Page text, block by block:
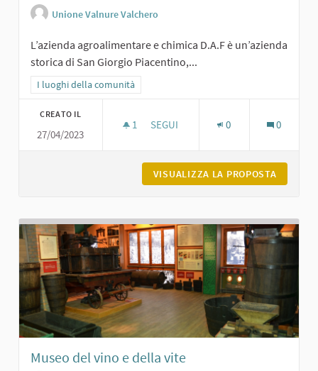
Unione Valnure Valchero
L’azienda agroalimentare e chimica D.A.F è un’azienda
storica di San Giorgio Piacentino,...
Filtra i risultati per categoria: I luoghi della comunità
I luoghi della comunità
CREATO IL
27/04/2023
1 1 SOSTENITORI
SEGUI 0 0
VISUALIZZA LA PROPOSTA
Museo del vino e della vite